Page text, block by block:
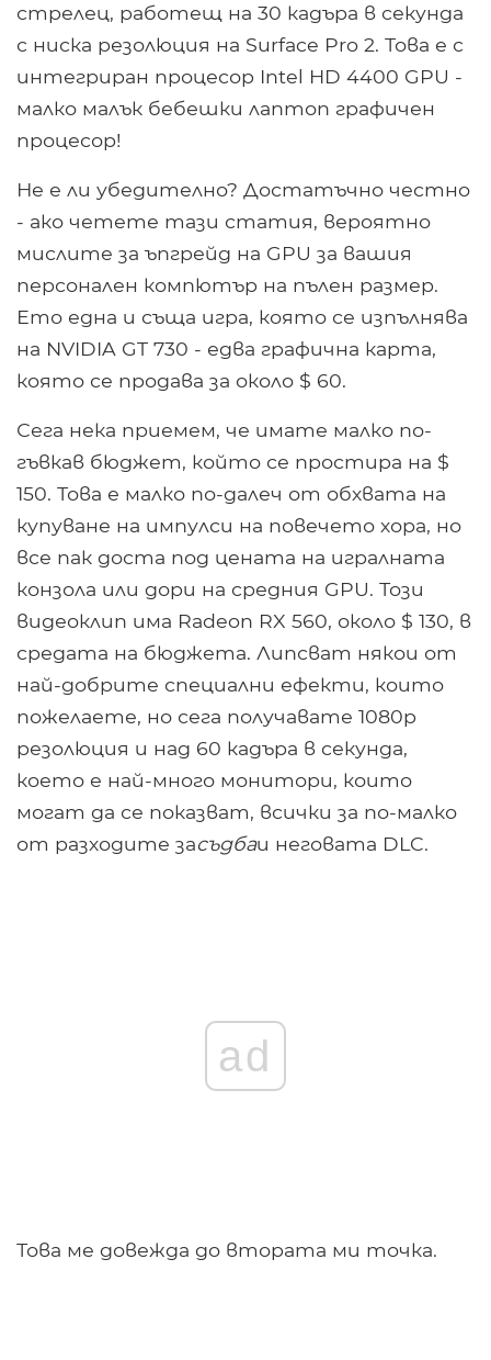
стрелец, работещ на 30 кадъра в секунда
с ниска резолюция на Surface Pro 2. Това е с
интегриран процесор Intel HD 4400 GPU -
малко малък бебешки лаптоп графичен
процесор!
Не е ли убедително? Достатъчно честно
- ако четете тази статия, вероятно
мислите за ъпгрейд на GPU за вашия
персонален компютър на пълен размер.
Ето една и съща игра, която се изпълнява
на NVIDIA GT 730 - едва графична карта,
която се продава за около $ 60.
Сега нека приемем, че имате малко по-
гъвкав бюджет, който се простира на $
150. Това е малко по-далеч от обхвата на
купуване на импулси на повечето хора, но
все пак доста под цената на игралната
конзола или дори на средния GPU. Този
видеоклип има Radeon RX 560, около $ 130, в
средата на бюджета. Липсват някои от
най-добрите специални ефекти, които
пожелаете, но сега получавате 1080p
резолюция и над 60 кадъра в секунда,
което е най-много монитори, които
могат да се показват, всички за по-малко
от разходите засъдбаи неговата DLC.
ad
Това ме довежда до втората ми точка.